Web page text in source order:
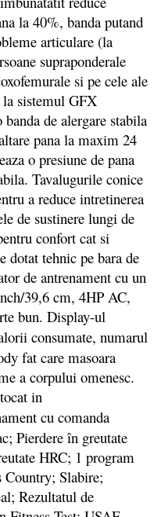
la 40%, banda putand
articulare (la
supraponderale
si pe cele ale
la sistemul GFX
de alergare stabila
pana la maxim 24
o presiune de pana
Tavalugurile conice
a reduce intretinerea
de sustinere lungi de
confort cat si
dotat tehnic pe bara de
de antrenament cu un
39,6 cm, 4HP AC,
bun. Display-ul
consumate, numarul
fat care masoara
a corpului omenesc.
in
cu comanda
Pierdere în greutate
HRC; 1 program
Country; Slabire;
Rezultatul de